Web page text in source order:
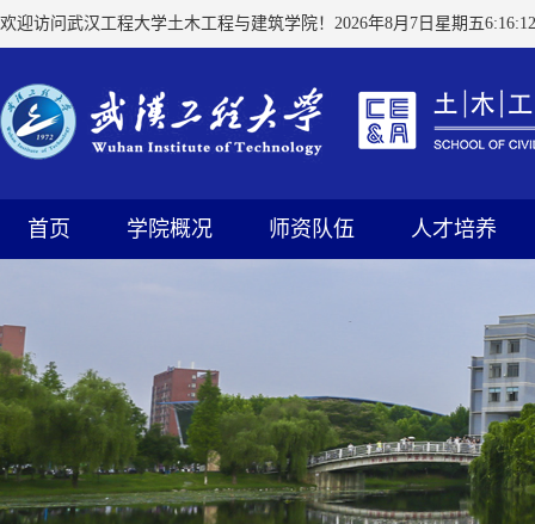
欢迎访问武汉工程大学土木工程与建筑学院！ 2026年8月7日星期五6:16:12
首页 学院概况 师资队伍 人才培养